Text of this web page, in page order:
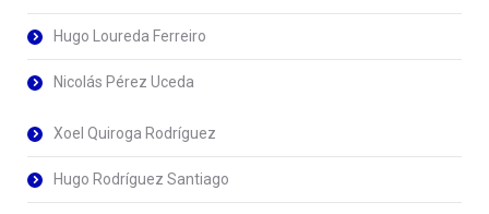
Hugo Loureda Ferreiro
Nicolás Pérez Uceda
Xoel Quiroga Rodríguez
Hugo Rodríguez Santiago